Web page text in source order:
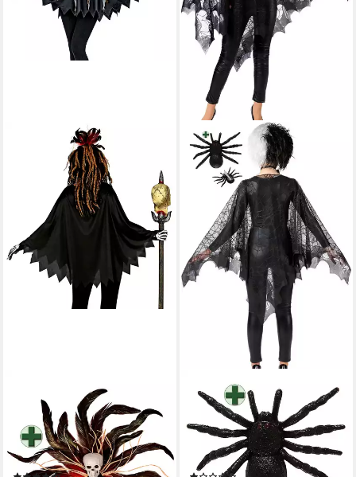
KARNEVAL-KLAMOTTEN
Kostüm Voodoo Poncho
Damen gruselig m Totenkopf
Haarreif, Halloween
Frauenkostüm mit Skelett
KARNEVAL-KLAMOTTEN
Kostüm Spinnenkostüm
Grusel Spinnweben Poncho
Halloween, Halloweenkostüm
schwarz Spinnen Umhang mit